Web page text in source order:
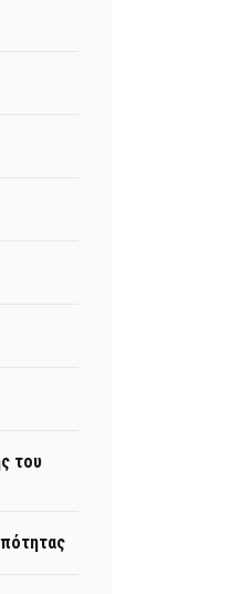
του